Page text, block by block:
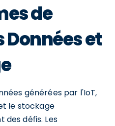
de
Données et
générées par l'IoT,
le stockage
défis. Les